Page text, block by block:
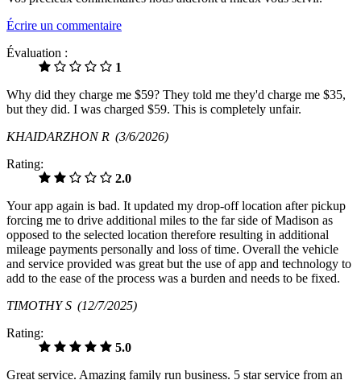
Écrire un commentaire
Évaluation :
1
Why did they charge me $59? They told me they'd charge me $35,
but they did. I was charged $59. This is completely unfair.
KHAIDARZHON R (3/6/2026)
Rating:
2.0
Your app again is bad. It updated my drop-off location after pickup
forcing me to drive additional miles to the far side of Madison as
opposed to the selected location therefore resulting in additional
mileage payments personally and loss of time. Overall the vehicle
and service provided was great but the use of app and technology to
add to the ease of the process was a burden and needs to be fixed.
TIMOTHY S (12/7/2025)
Rating:
5.0
Great service. Amazing family run business. 5 star service from an